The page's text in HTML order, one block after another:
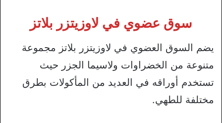
سوق عضوي في لاوزيتزر بلاتز
يضم السوق العضوي في لاوزيتزر بلاتز مجموعة
متنوعة من الخضراوات ولاسيما الجزر حيث
تستخدم أوراقه في العديد من المأكولات بطرق
مختلفة للطهي.